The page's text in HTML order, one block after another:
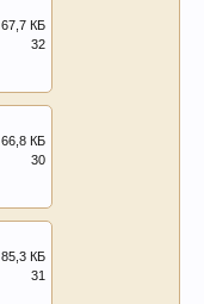
67,7 КБ
32
66,8 КБ
30
85,3 КБ
31